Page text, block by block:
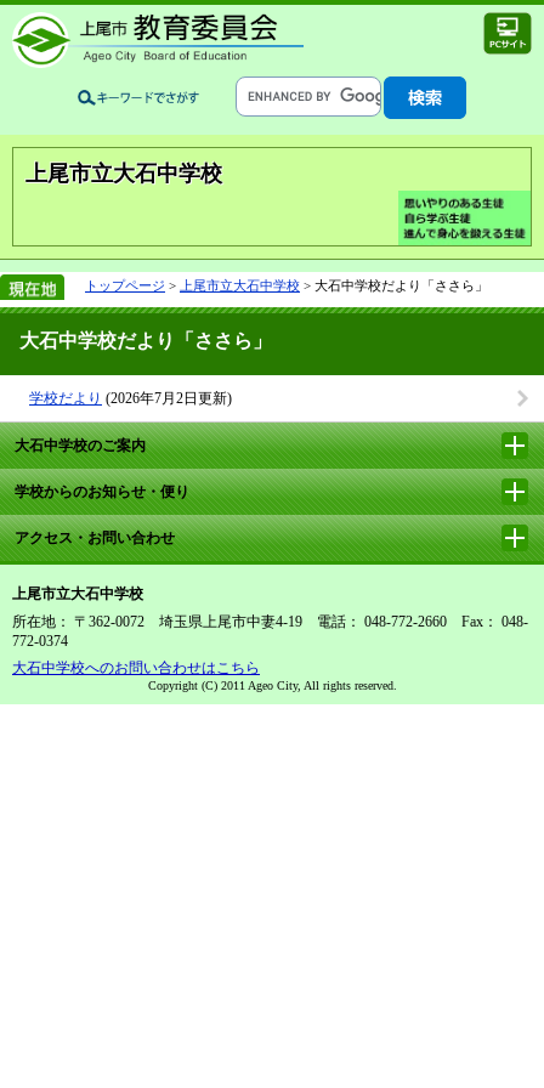
上尾市立大石中学校
トップページ > 上尾市立大石中学校 > 大石中学校だより「ささら」
大石中学校だより「ささら」
学校だより (2026年7月2日更新)
大石中学校のご案内
学校からのお知らせ・便り
アクセス・お問い合わせ
上尾市立大石中学校
所在地： 〒362-0072 埼玉県上尾市中妻4-19 電話： 048-772-2660 Fax： 048-
772-0374
大石中学校へのお問い合わせはこちら
Copyright (C) 2011 Ageo City, All rights reserved.